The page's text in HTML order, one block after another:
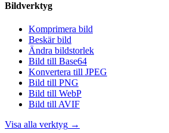
Bildverktyg
Komprimera bild
Beskär bild
Ändra bildstorlek
Bild till Base64
Konvertera till JPEG
Bild till PNG
Bild till WebP
Bild till AVIF
Visa alla verktyg →